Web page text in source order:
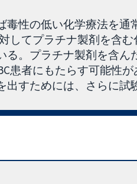
毒性の低い化学療法を通
してプラチナ製剤を含
る。プラチナ製剤を含ん
患者にもたらす可能性
すためには、さらに試